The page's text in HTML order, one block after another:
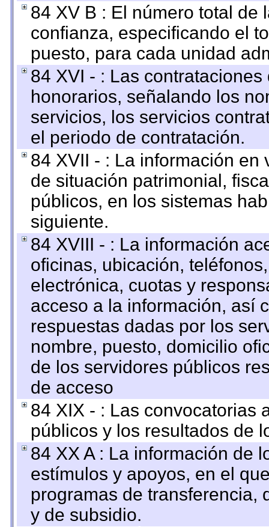
84 XV B : El número total de
confianza, especificando el
puesto, para cada unidad
84 XVI - : Las
honorarios, señalando los
servicios, los servicios
el periodo de contratación.
84 XVII - : La información
de situación patrimonial,
públicos, en los sistemas
siguiente.
84 XVIII - : La información
oficinas, ubicación,
electrónica, cuotas y
acceso a la información, así
respuestas dadas por los
nombre, puesto, domicilio
de los servidores públicos
de acceso
84 XIX - : Las convocatorias
públicos y los resultados de
84 XX A : La información de
estímulos y apoyos, en el
programas de transferencia,
y de subsidio.